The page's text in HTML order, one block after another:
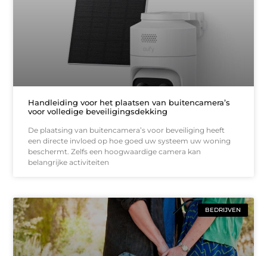
Handleiding voor het plaatsen van buitencamera’s
voor volledige beveiligingsdekking
De plaatsing van buitencamera’s voor beveiliging heeft
een directe invloed op hoe goed uw systeem uw woning
beschermt. Zelfs een hoogwaardige camera kan
belangrijke activiteiten
BEDRIJVEN